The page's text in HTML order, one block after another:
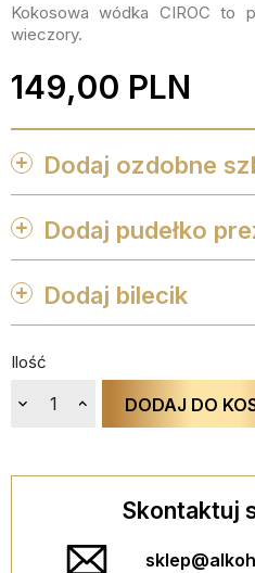
Kokosowa wódka CIROC to
wieczory.
149,00 PLN
Dodaj ozdobne

Dodaj pudełko

ESPECIALLY
Dodaj bilecik

Ilość
DODAJ DO
Skontaktuj